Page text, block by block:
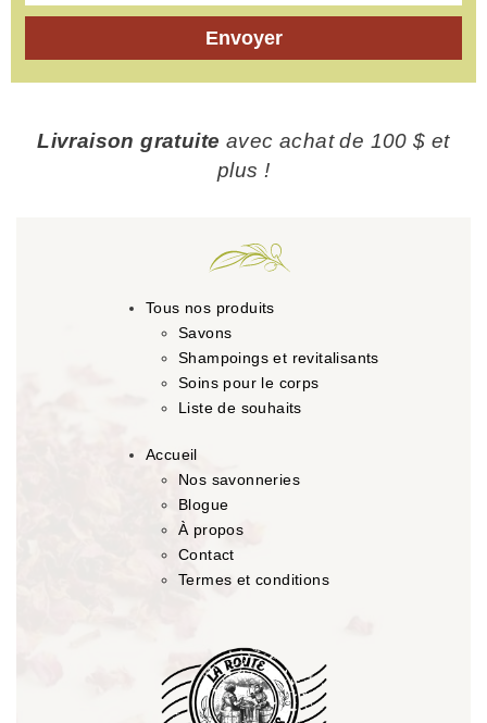
Envoyer
Livraison gratuite avec achat de 100 $ et
plus !
Tous nos produits
Savons
Shampoings et revitalisants
Soins pour le corps
Liste de souhaits
Accueil
Nos savonneries
Blogue
À propos
Contact
Termes et conditions